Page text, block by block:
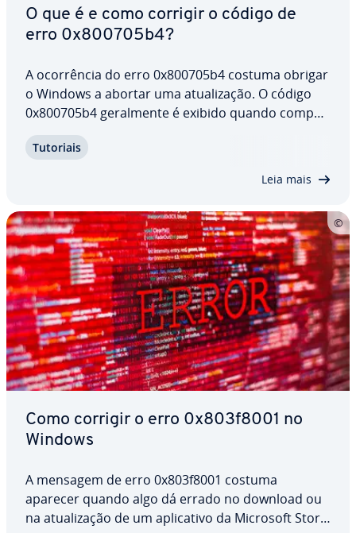
O que é e como corrigir o código de
erro 0x800705b4?
A ocor­rên­cia do erro 0x800705b4 costuma obrigar
o Windows a abortar uma atu­a­li­za­ção. O código
0x800705b4 ge­ral­mente é exibido quando com­po­
pendo o processo. Nosso tutorial apresenta es­tra­
Tutoriais
Leia mais
Como corrigir o erro 0x803f8001 no
Windows
A mensagem de erro 0x803f8001 costuma
aparecer quando algo dá errado no download ou
na atu­a­li­za­ção de um apli­ca­tivo da Microsoft Store.